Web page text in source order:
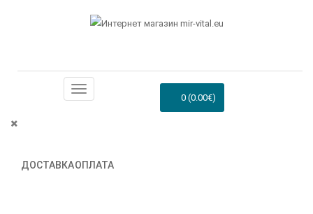
ДОСТАВКАОПЛАТА
0 (0.00€)